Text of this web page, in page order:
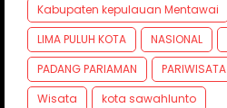
Kabupaten kepulauan Mentawai
LIMA PULUH KOTA
NASIONAL
PADANG PARIAMAN
PARIWISATA
Wisata
kota sawahlunto